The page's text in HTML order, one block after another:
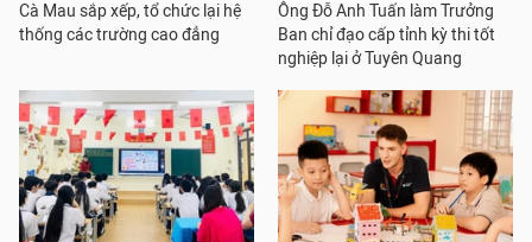
Cà Mau sắp xếp, tổ chức lại hệ
thống các trường cao đẳng
Ông Đỗ Anh Tuấn làm Trưởng
Ban chỉ đạo cấp tỉnh kỳ thi tốt
nghiệp lại ở Tuyên Quang